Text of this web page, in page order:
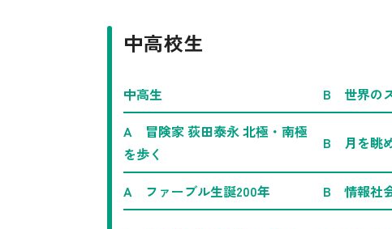
中高校生
中高生 B 世界の
A 冒険家 荻田泰永 北極・南極
を歩く
B 月を眺
A ファーブル生誕200年 B 情報社